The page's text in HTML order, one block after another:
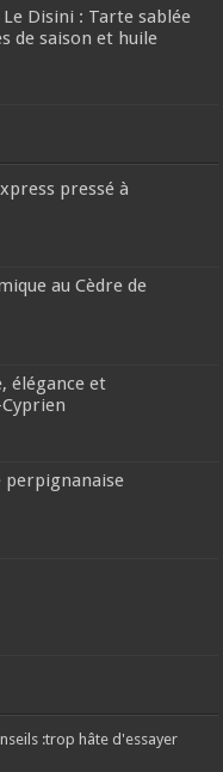
Disini : Tarte sablée
de saison et huile
pressé à
au Cèdre de
élégance et
perpignanaise
:trop hâte d'essayer